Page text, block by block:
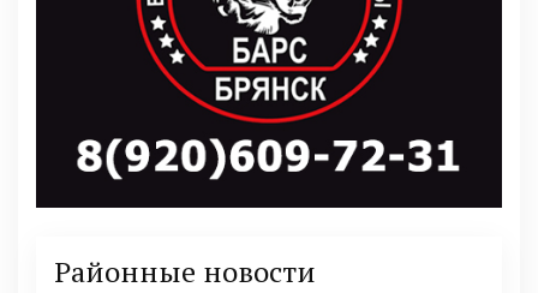
Районные новости